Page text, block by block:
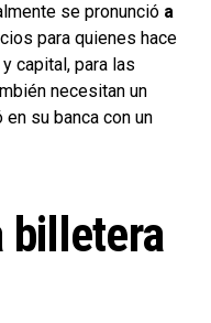
se pronunció a
para quienes hace
capital, para las
necesitan un
su banca con un
billetera